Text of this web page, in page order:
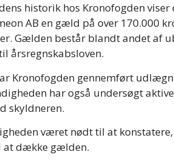
historik hos Kronofogden viser
AB en gæld på over 170.000
Gælden består blandt andet af
årsregnskabsloven.
Kronofogden gennemført
har også undersøgt
skyldneren.
været nødt til at
at dække gælden.